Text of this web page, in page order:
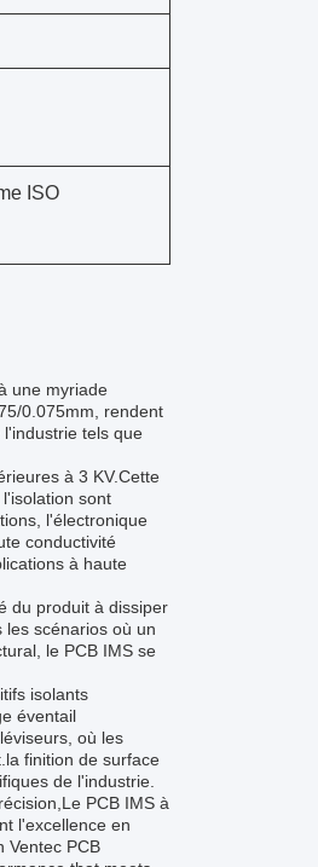
ISO
une myriade
0.075mm, rendent
tels que
à 3 KV.Cette
sont
l'électronique
conductivité
à haute
du produit à dissiper
les scénarios où un
le PCB IMS se
isolants
éventail
où les
finition de surface
de l'industrie.
PCB IMS à
l'excellence en
Ventec PCB